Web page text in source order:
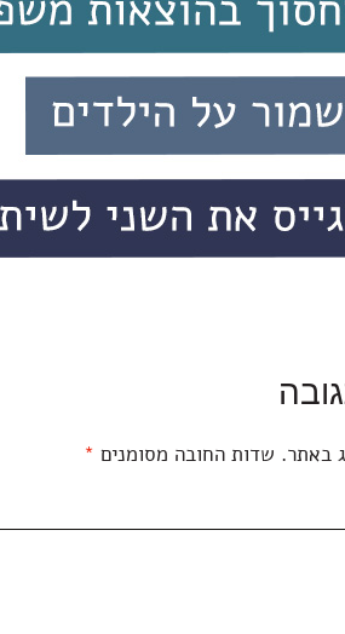
באתר. שדות החובה מסומנים *